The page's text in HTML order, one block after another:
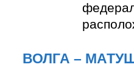
ВОЛГА –